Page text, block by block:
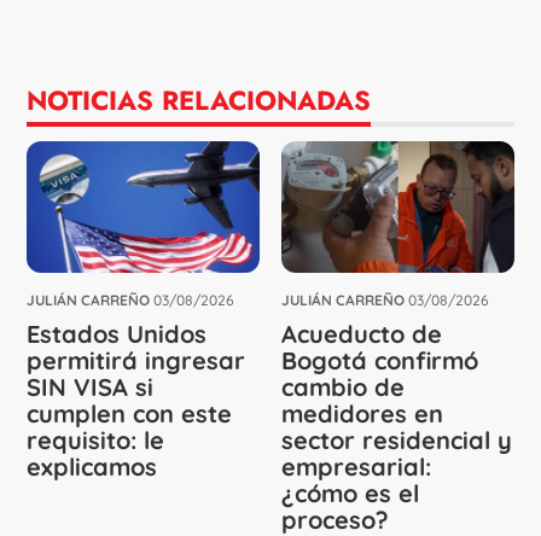
NOTICIAS RELACIONADAS
JULIÁN CARREÑO 03/08/2026
Estados Unidos
permitirá ingresar
SIN VISA si
cumplen con este
requisito: le
explicamos
JULIÁN CARREÑO 03/08/2026
Acueducto de
Bogotá confirmó
cambio de
medidores en
sector residencial y
empresarial:
¿cómo es el
proceso?